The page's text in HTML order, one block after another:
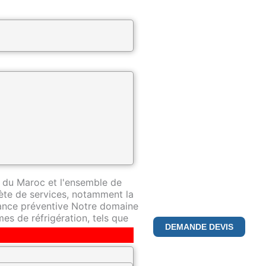
DEMANDE DEVIS
spécialisée dans la
Maroc et l'ensemble de
de services, notamment la
préventive Notre domaine
de réfrigération, tels que